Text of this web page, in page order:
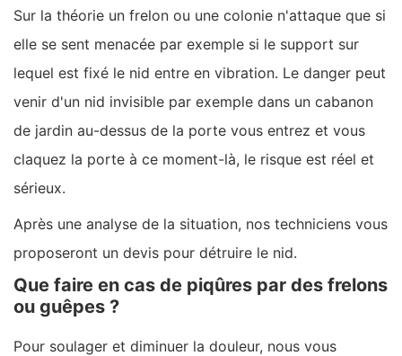
Sur la théorie un frelon ou une colonie n'attaque que si
elle se sent menacée par exemple si le support sur
lequel est fixé le nid entre en vibration. Le danger peut
venir d'un nid invisible par exemple dans un cabanon
de jardin au-dessus de la porte vous entrez et vous
claquez la porte à ce moment-là, le risque est réel et
sérieux.
Après une analyse de la situation, nos techniciens vous
proposeront un devis pour détruire le nid.
Que faire en cas de piqûres par des frelons
ou guêpes ?
Pour soulager et diminuer la douleur, nous vous